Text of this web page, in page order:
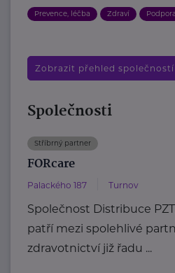
Prevence, léčba Zdraví
Zobrazit přehled společností
Společnosti
Stříbrný partner
FORcare
Palackého 187 Turnov
Společnost Distribuce
patří mezi spolehlivé
zdravotnictví již řadu ...